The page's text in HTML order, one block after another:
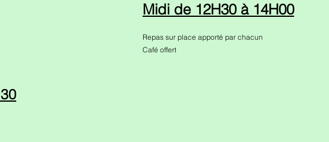
Midi de 12H30 à 14H00
Repas sur place apporté par chacun
Café offert